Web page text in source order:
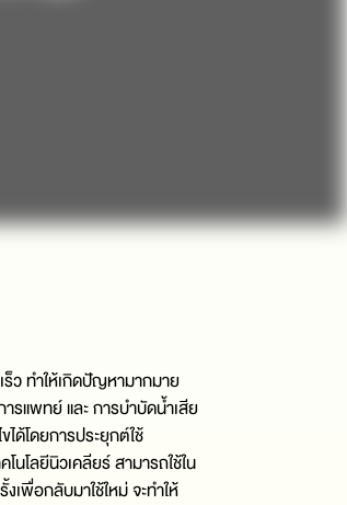
ว ทำให้เกิดปัญหามากมาย
แพทย์ และ การบำบัดน้ำเสีย
ด้โดยการประยุกต์ใช้
โลยีนิวเคลียร์ สามารถใช้ใน
เพื่อกลับมาใช้ใหม่ จะทำให้